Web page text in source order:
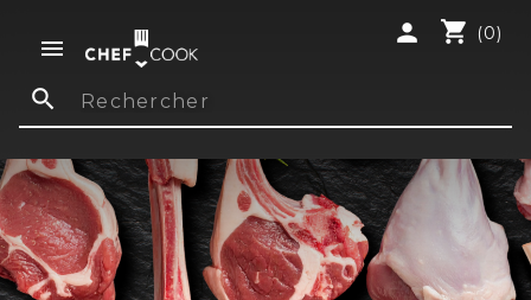

shopping_cart (0)
person
search